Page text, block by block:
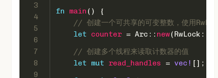
3
4
5
6
7
8
9
fn
main () {
// 创建一个可共享的可变整数，使用
let
counter = Arc:: new(RwLock::
// 创建多个线程来读取计数器的值
let
mut read_handles = vec! [];